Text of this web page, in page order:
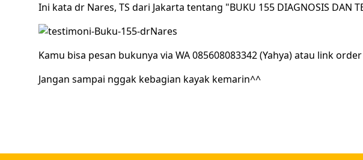
Ini kata dr Nares, TS dari Jakarta tentang "BUKU 155 DIAGNOSIS DAN
Kamu bisa pesan bukunya via WA 085608083342 (Yahya) atau link order
Jangan sampai nggak kebagian kayak kemarin^^